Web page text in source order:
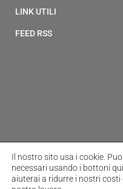
LINK UTILI
FEED RSS
Il nostro sito usa i cookie.
necessari usando i bottoni
aiuterai a ridurre i nostri costi